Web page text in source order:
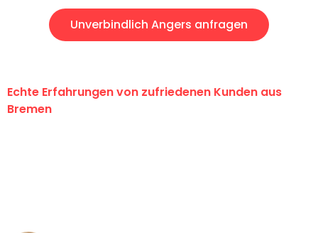
Unverbindlich Angers anfragen
Echte Erfahrungen von zufriedenen Kunden aus
Bremen